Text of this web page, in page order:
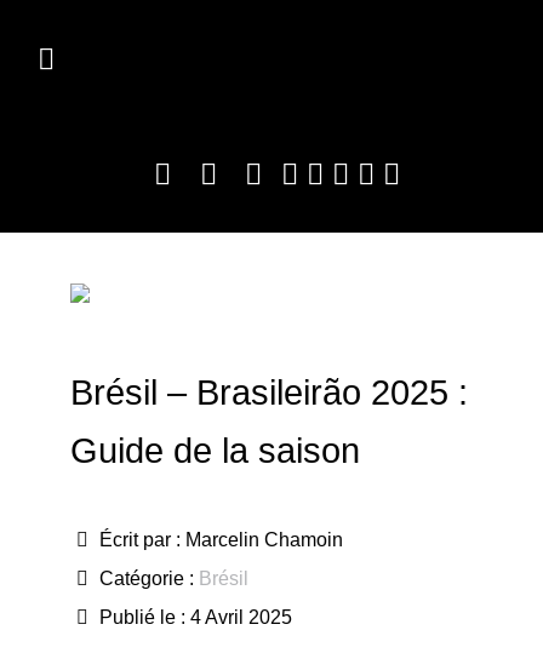
Brésil – Brasileirão 2025 :
Guide de la saison
Écrit par : Marcelin Chamoin
Catégorie : Brésil
Publié le : 4 Avril 2025